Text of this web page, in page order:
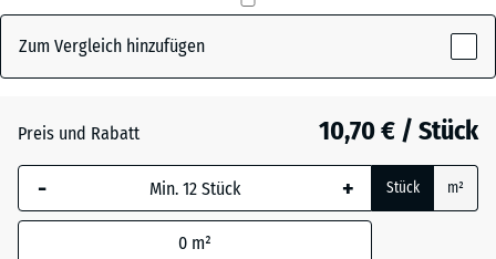
Anthrazit(active)
+ 0,50 €
x
540
Die gewählte, blau
umrandete
Abmessung wird
Zum Vergleich hinzufügen
Preis und Rabatt 10,70 € / Stück
- + Stück m²
0 m²